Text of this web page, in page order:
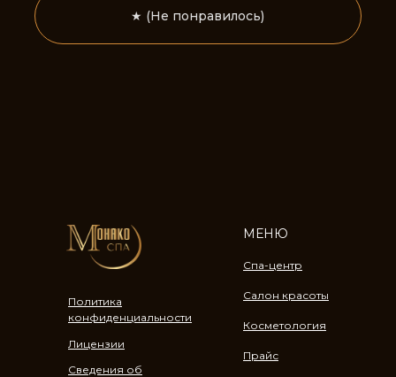
Политика
конфиденциальности
Лицензии
Сведения об
МЕНЮ
Косметология
Спа-центр
Салон красоты
Прайс